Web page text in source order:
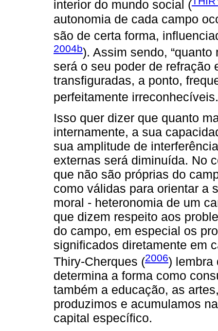
interior do mundo social (
autonomia de cada campo
são de certa forma,
2004b). Assim sendo,
será o seu poder de
transfiguradas, a ponto,
perfeitamente
Isso quer dizer que quanto
internamente, a sua
sua amplitude de
externas será diminuída. No
que não são próprias do
como válidas para orientar a
moral - heteronomia de um
que dizem respeito aos
do campo, em especial os
significados diretamente em
Thiry-Cherques (2006) lembra
determina a forma como
também a educação, as
produzimos e acumulamos
capital específico.